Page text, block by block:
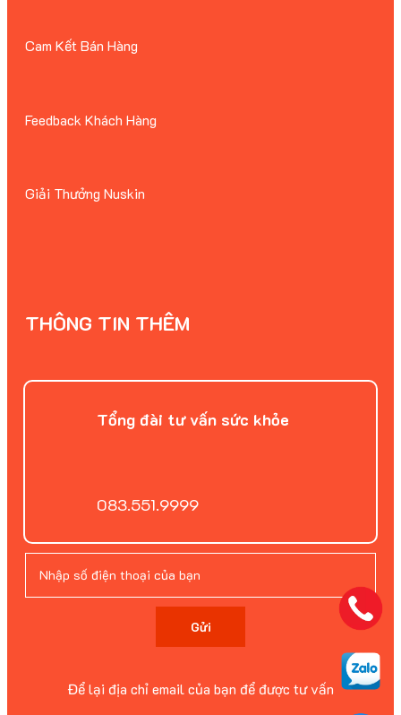
Cam Kết Bán Hàng
Feedback Khách Hàng
Giải Thưởng Nuskin
THÔNG TIN THÊM
Tổng đài tư vấn sức khỏe
083.551.9999
Gửi
Để lại địa chỉ email của bạn để được tư vấn